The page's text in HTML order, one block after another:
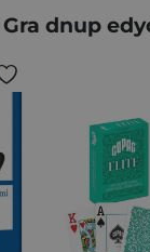
dnup